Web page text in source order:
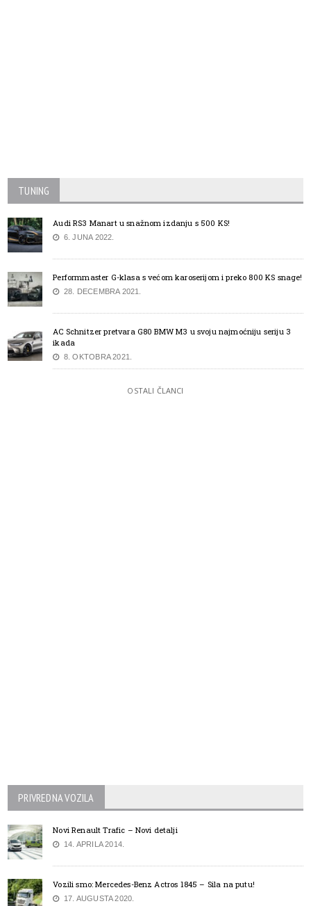
TUNING
Audi RS3 Manart u snažnom izdanju s 500 KS!
6. JUNA 2022.
Performmaster G-klasa s većom karoserijom i preko 800 KS snage!
28. DECEMBRA 2021.
AC Schnitzer pretvara G80 BMW M3 u svoju najmoćniju seriju 3
ikada
8. OKTOBRA 2021.
OSTALI ČLANCI
PRIVREDNA VOZILA
Novi Renault Trafic – Novi detalji
14. APRILA 2014.
Vozili smo: Mercedes-Benz Actros 1845 – Sila na putu!
17. AUGUSTA 2020.